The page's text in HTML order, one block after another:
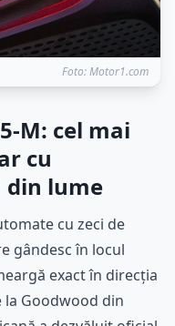
Foto: Motor1.com
M: cel mai
cu
lume
cu zeci de
gândesc în locul
exact în direcția
la Goodwood din